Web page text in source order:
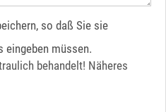
so daß Sie sie
eingeben müssen.
behandelt! Näheres